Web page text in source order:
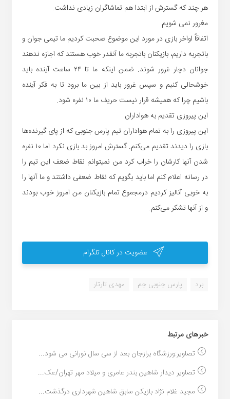
هر چند که گسترش از ابتدا هم تماشاگران زیادی نداشت.
مغرور نمی شویم
اتفاقاً اواخر بازی در مورد این موضوع صحبت کردیم ما تیمی جوان و
باتجربه داریم، بازیکنان باتجربه ما آنقدر خوب هستند که اجازه ندهند
جوانان دچار غرور شوند. ضمن اینکه ما تا ۲۴ ساعت آینده باید
خوشحالی کنیم و سپس غرور باید از بین ما برود تا به فکر آینده
باشیم چرا که همیشه قرار نیست حریف ما ۱۰ نفره شود.
این پیروزی تقدیم به هواداران
این پیروزی را به تمام هواداران تیم پارس جنوبی که از پای گیرنده‌ها
بازی را دیدند تقدیم می‌کنم. گسترش امروز بد بازی نکرد اما ۱۰ نفره
شدن آنها کارشان را خراب کرد من نمیتوانم نقاط ضعف این تیم را
در رسانه اعلام کنم اما باید بگویم که نقاط ضعفی داشتند و ما آنها را
به خوبی آنالیز کردیم درمجموع تمام بازیکنان من امروز خوب بودند
و از آنها تشکر می‌کنم.
عضویت در کانال تلگرام
برد پارس جنوبی جم مهدی تارتار
خبر‌های مرتبط
تصاویر:ورزشگاه برازجان بعد از سی سال نورانی می شود...
تصاویر دیدار شاهین بندر عامری و میلاد مهر تهران/عک...
مجید غلام نژاد بازیکن سابق شاهین شهرداری درگذشت...